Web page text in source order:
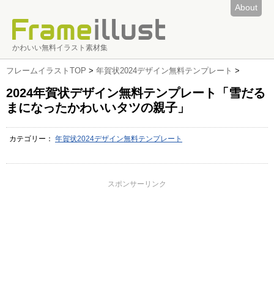
About
かわいい無料イラスト素材集
フレームイラストTOP > 年賀状2024デザイン無料テンプレート >
2024年賀状デザイン無料テンプレート「雪だる
まになったかわいいタツの親子」
カテゴリー： 年賀状2024デザイン無料テンプレート
スポンサーリンク